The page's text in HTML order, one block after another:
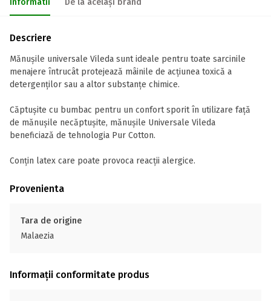
Informatii De la același brand
Descriere
Mănușile universale Vileda sunt ideale pentru toate sarcinile
menajere întrucât protejează mâinile de acțiunea toxică a
detergenților sau a altor substanțe chimice.
Căptușite cu bumbac pentru un confort sporit în utilizare față
de mănușile necăptușite, mănușile Universale Vileda
beneficiază de tehnologia Pur Cotton.
Conțin latex care poate provoca reacții alergice.
Provenienta
Tara de origine
Malaezia
Informații conformitate produs